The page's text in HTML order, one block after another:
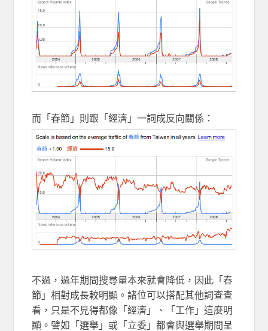
而「春節」則跟「經濟」一詞成反向關係：
不過，過年期間搜尋量本來就會降低，因此「春
節」相對成長較明顯。諸位可以搭配其他詞查查
看，只是不見得都像「經濟」、「工作」這麼明
顯。譬如「選舉」或「立委」都會與選舉期間呈